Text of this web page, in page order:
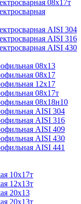
08х17т
AISI 304
AISI 316
AISI 430
08х13
08х17
12х17
08х17т
08х18н10
AISI 304
AISI 316
AISI 409
AISI 430
AISI 441
10х17т
12х13т
20х13
20х13т